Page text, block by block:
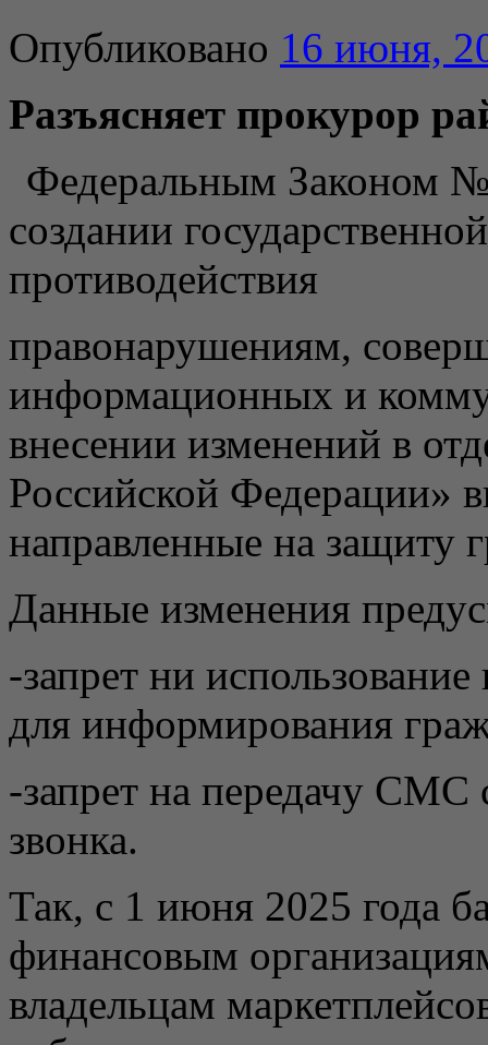
Опубликовано 16 июня,
Разъясняет прокурор
Федеральным Законом
создании
противодействия
правонарушениям,
информационных и
внесении изменений в
Российской Федерации»
направленные на защиту
Данные изменения
-запрет ни
для информирования
-запрет на передачу СМС
звонка.
Так, с 1 июня 2025 года
финансовым
владельцам